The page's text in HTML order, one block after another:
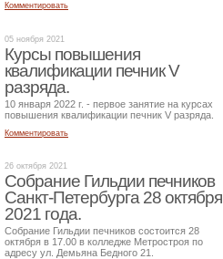
Комментировать
05 ноября 2021
Курсы повышения
квалификации печник V
разряда.
10 января 2022 г. - первое занятие на курсах
повышения квалификации печник V разряда.
Комментировать
26 октября 2021
Собрание Гильдии печников
Санкт-Петербурга 28 октября
2021 года.
Собрание Гильдии печников состоится 28
октября в 17.00 в колледже Метростроя по
адресу ул. Демьяна Бедного 21.